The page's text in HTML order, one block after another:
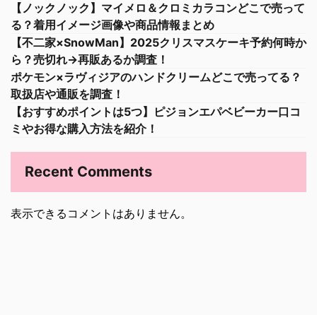
【ノックノック】マイメロ＆クロミカラコンどこで売って
る？着用イメージ画像や商品情報まとめ
【不二家×SnowMan】2025クリスマスケーキ予約何時か
ら？売切れ→再販あるか調査！
ポケモン×ラヴィジアのハンドクリームどこで売ってる？
取扱店や通販を調査！
【おすすめポイントは5つ】ピジョンエパベビーカー口コ
ミやお得な購入方法を紹介！
Recent Comments
表示できるコメントはありません。